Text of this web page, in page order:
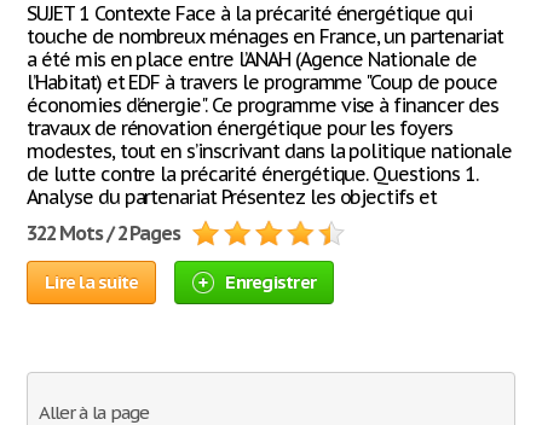
SUJET 1 Contexte Face à la précarité énergétique qui
touche de nombreux ménages en France, un partenariat
a été mis en place entre l’ANAH (Agence Nationale de
l’Habitat) et EDF à travers le programme "Coup de pouce
économies d’énergie". Ce programme vise à financer des
travaux de rénovation énergétique pour les foyers
modestes, tout en s’inscrivant dans la politique nationale
de lutte contre la précarité énergétique. Questions 1.
Analyse du partenariat Présentez les objectifs et
322 Mots / 2 Pages
Lire la suite Enregistrer
Aller à la page